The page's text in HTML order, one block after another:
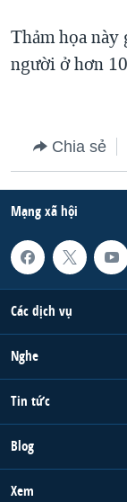
NGƯ DÂN
Thảm họa này
người ở hơn
Chia sẻ
Mạng xã hội
Các dịch vụ
Nghe
Tin tức
Blog
Xem